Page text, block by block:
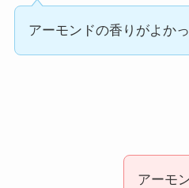
アーモンドの香りがよかっ
アーモ